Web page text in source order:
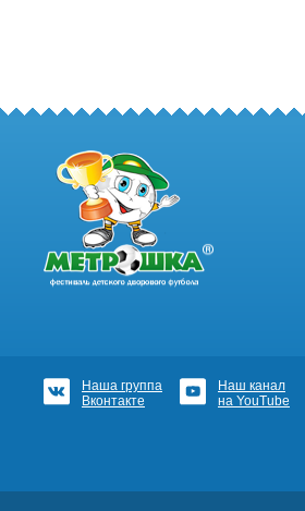
Наша группа
Вконтакте
Наш канал
на YouTube